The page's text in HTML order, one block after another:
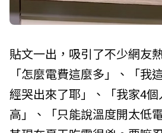
貼文一出，吸引了不少網友
「怎麼電費這麼多」、「我
經哭出來了耶」、「我家4
高」、「只能說溫度開太低